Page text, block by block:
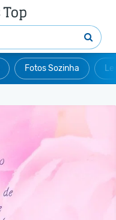
Fotos Sozinha